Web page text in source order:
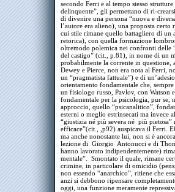
secondo Ferri e al tempo stesso
delinquente”, gli permettano di ri-
di divenire una persona “nuova e
l’autore era alieno), una proposta certo
cui stile rimane quello battagliero di un
retorica), con quella formazione
oltremodo polemica nei confronti delle
del castigo” (cit., p.81), in nome di un
probabilmente la corrente in
Dewey e Pierce, non era nota al Ferri,
un “pragmatista fattuale”) e di
orientamento fondamentale che,
un fisiologo russo, Pavlov, con
fondamentale per la psicologia, pur se,
approccio, quello “psicanalitico”,
esterni o meglio estrinsecati ma invece
“giustizia né più severa né più pietosa”
efficace”(cit., ,p92) auspicava il Ferri.
ma anche nonostante lui, non si è
lezione di Giorgio Antonucci e di
hanno lavorato indipendentemente)
mentale”. Smontato il quale, rimane
crimine, in particolare di omicidio
non essendo “anarchico”, ritiene che
anzi si debbono ripensare
oggi, una funzione meramente